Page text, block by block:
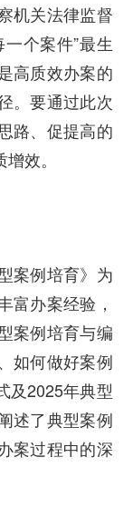
关法律监督
个案件”最生
高质效办案的
。要通过此次
路、促提高的
效。
案例培育》 为
富办案经验，
案例培育与编
如何做好案例
及2025年典型
述了典型案例
案过程中的深